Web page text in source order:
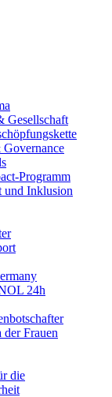
Gesellschaft
Programm
und Inklusion​
24h
Frauen
die